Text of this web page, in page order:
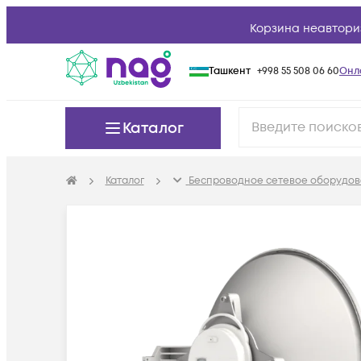
Корзина
Ташкент +998 55 508 06 60
Каталог
Каталог Беспроводное сетевое